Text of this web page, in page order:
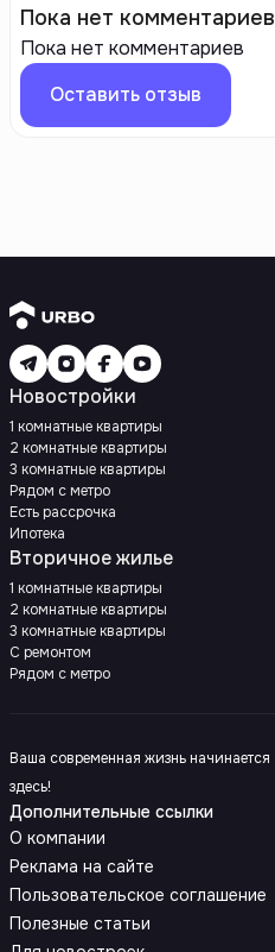
Пока нет комментариев
Пока нет комментариев
Оставить отзыв
Новостройки
1 комнатные квартиры
2 комнатные квартиры
3 комнатные квартиры
Рядом с метро
Есть рассрочка
Ипотека
Вторичное жилье
1 комнатные квартиры
2 комнатные квартиры
3 комнатные квартиры
С ремонтом
Рядом с метро
Ваша современная жизнь начинается
здесь!
Дополнительные ссылки
О компании
Реклама на сайте
Пользовательское соглашение
Полезные статьи